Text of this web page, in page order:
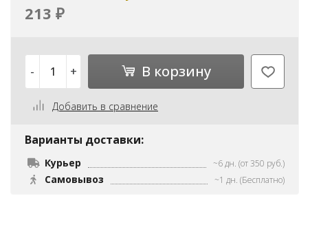
213 ₽
- + В корзину
Добавить в сравнение
Варианты доставки:
Курьер ~6 дн. (от 350 руб.)
Самовывоз ~1 дн. (Бесплатно)